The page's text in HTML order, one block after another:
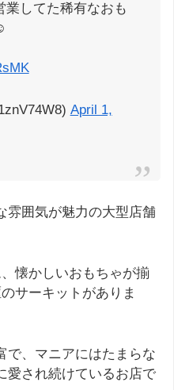
業してた稀有なおも
April 1,
雰囲気が魅力の大型店舗
懐かしいおもちゃが揃
サーキットがありま
で、マニアにはたまらな
愛され続けているお店で